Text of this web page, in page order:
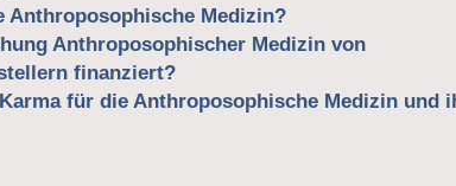
Anthroposophische Medizin?
Anthroposophischer Medizin von
finanziert?
für die Anthroposophische Medizin und